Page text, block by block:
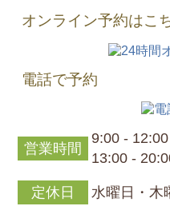
オンライン予約はこ
電話で予約
営業時間
9:00 - 12:00
13:00 -
定休日 水曜日・木